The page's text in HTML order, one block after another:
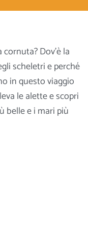
Dov’è la
scheletri e perché
in questo viaggio
le alette e scopri
belle e i mari più